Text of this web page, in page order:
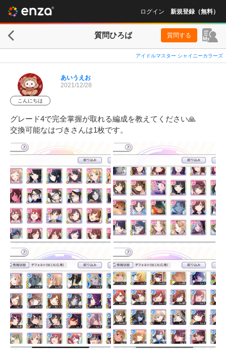
ログイン 新規登録（無料）
質問ひろば 質問する
アイドルマスター シャイニーカラーズ
こんにちは
あいうえお
2021/12/28
グレード4で完全掌握が取れる編成を教えてください🙏
交換可能なはづきさんは1枚です。